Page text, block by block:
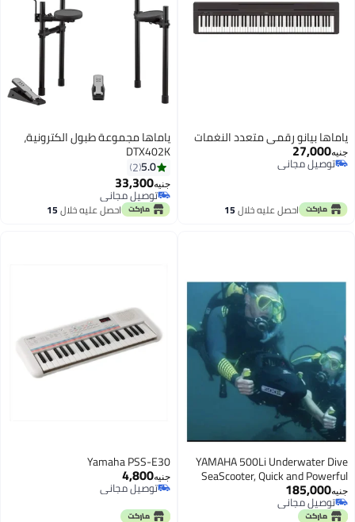
ياماها بيانو رقمي متعدد النغمات
جنيه27,000
توصيل مجاني
توصيل مجاني
احصل عليه خلال15
ياماها مجموعة طبول الكترونية،
DTX402K
5.0
2
جنيه33,300
توصيل مجاني
توصيل مجانياحصل عليه خلال15
YAMAHA 500Li Underwater Dive
SeaScooter, Quick and Powerful
Rotor with 3 Speed Control,
Compact & Easy to use
جنيه185,000
توصيل مجاني
توصيل مجاني
Yamaha PSS-E30
جنيه4,800
توصيل مجاني
توصيل مجاني